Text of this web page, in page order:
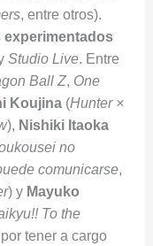
, entre otros).
experimentados
Studio Live. Entre
Ball Z, One
Koujina(Hunter ×
), Nishiki Itaoka
no
comunicarse,
) y Mayuko
To the
tener a cargo